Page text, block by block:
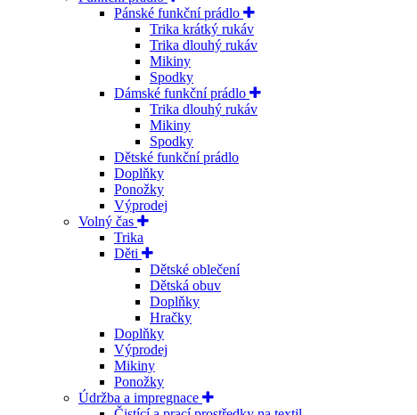
Pánské funkční prádlo
Trika krátký rukáv
Trika dlouhý rukáv
Mikiny
Spodky
Dámské funkční prádlo
Trika dlouhý rukáv
Mikiny
Spodky
Dětské funkční prádlo
Doplňky
Ponožky
Výprodej
Volný čas
Trika
Děti
Dětské oblečení
Dětská obuv
Doplňky
Hračky
Doplňky
Výprodej
Mikiny
Ponožky
Údržba a impregnace